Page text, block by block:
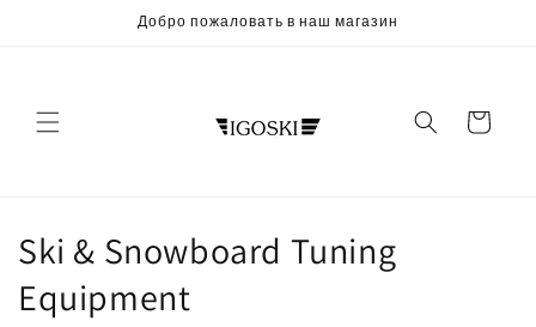
Добро пожаловать в наш магазин
Корзина
К
о
Ski & Snowboard Tuning
Equipment